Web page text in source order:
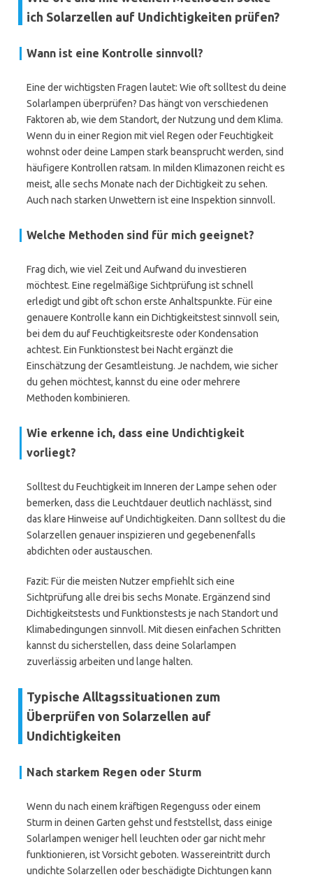
ich Solarzellen auf Undichtigkeiten prüfen?
Wann ist eine Kontrolle sinnvoll?
Eine der wichtigsten Fragen lautet: Wie oft solltest du deine
Solarlampen überprüfen? Das hängt von verschiedenen
Faktoren ab, wie dem Standort, der Nutzung und dem Klima.
Wenn du in einer Region mit viel Regen oder Feuchtigkeit
wohnst oder deine Lampen stark beansprucht werden, sind
häufigere Kontrollen ratsam. In milden Klimazonen reicht es
meist, alle sechs Monate nach der Dichtigkeit zu sehen.
Auch nach starken Unwettern ist eine Inspektion sinnvoll.
Welche Methoden sind für mich geeignet?
Frag dich, wie viel Zeit und Aufwand du investieren
möchtest. Eine regelmäßige Sichtprüfung ist schnell
erledigt und gibt oft schon erste Anhaltspunkte. Für eine
genauere Kontrolle kann ein Dichtigkeitstest sinnvoll sein,
bei dem du auf Feuchtigkeitsreste oder Kondensation
achtest. Ein Funktionstest bei Nacht ergänzt die
Einschätzung der Gesamtleistung. Je nachdem, wie sicher
du gehen möchtest, kannst du eine oder mehrere
Methoden kombinieren.
Wie erkenne ich, dass eine Undichtigkeit
vorliegt?
Solltest du Feuchtigkeit im Inneren der Lampe sehen oder
bemerken, dass die Leuchtdauer deutlich nachlässt, sind
das klare Hinweise auf Undichtigkeiten. Dann solltest du die
Solarzellen genauer inspizieren und gegebenenfalls
abdichten oder austauschen.
Fazit: Für die meisten Nutzer empfiehlt sich eine
Sichtprüfung alle drei bis sechs Monate. Ergänzend sind
Dichtigkeitstests und Funktionstests je nach Standort und
Klimabedingungen sinnvoll. Mit diesen einfachen Schritten
kannst du sicherstellen, dass deine Solarlampen
zuverlässig arbeiten und lange halten.
Typische Alltagssituationen zum
Überprüfen von Solarzellen auf
Undichtigkeiten
Nach starkem Regen oder Sturm
Wenn du nach einem kräftigen Regenguss oder einem
Sturm in deinen Garten gehst und feststellst, dass einige
Solarlampen weniger hell leuchten oder gar nicht mehr
funktionieren, ist Vorsicht geboten. Wassereintritt durch
undichte Solarzellen oder beschädigte Dichtungen kann